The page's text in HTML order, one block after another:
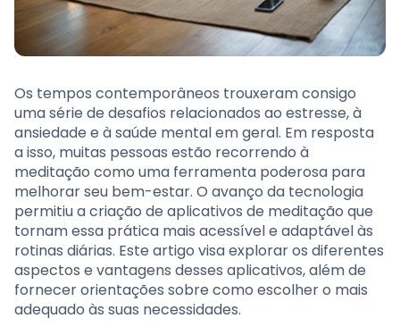
Os tempos contemporâneos trouxeram consigo
uma série de desafios relacionados ao estresse, à
ansiedade e à saúde mental em geral. Em resposta
a isso, muitas pessoas estão recorrendo à
meditação como uma ferramenta poderosa para
melhorar seu bem-estar. O avanço da tecnologia
permitiu a criação de aplicativos de meditação que
tornam essa prática mais acessível e adaptável às
rotinas diárias. Este artigo visa explorar os diferentes
aspectos e vantagens desses aplicativos, além de
fornecer orientações sobre como escolher o mais
adequado às suas necessidades.